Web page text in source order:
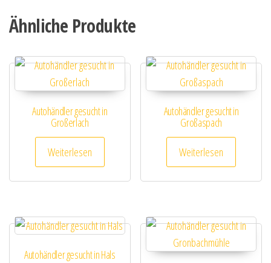
Ähnliche Produkte
Autohändler gesucht in
Großerlach
Weiterlesen
Autohändler gesucht in
Großaspach
Weiterlesen
Autohändler gesucht in Hals